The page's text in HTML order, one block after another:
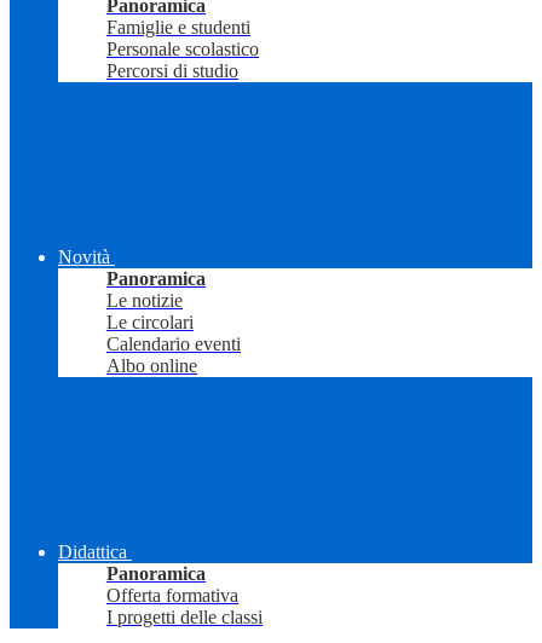
Panoramica
Famiglie e studenti
Personale scolastico
Percorsi di studio
Novità
Panoramica
Le notizie
Le circolari
Calendario eventi
Albo online
Didattica
Panoramica
Offerta formativa
I progetti delle classi